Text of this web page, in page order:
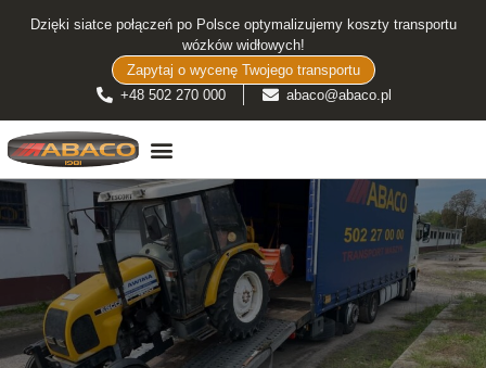
Dzięki siatce połączeń po Polsce optymalizujemy koszty transportu
wózków widłowych!
Zapytaj o wycenę Twojego transportu
+48 502 270 000
abaco@abaco.pl